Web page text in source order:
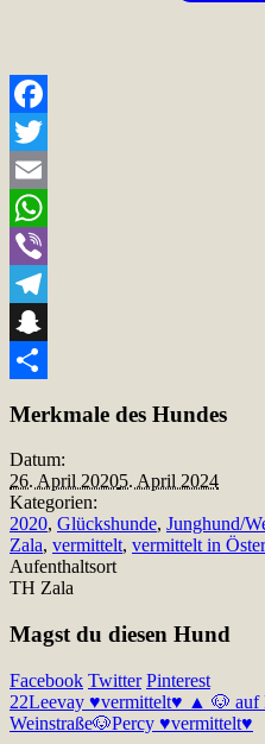
Facebook
Twitter
Email
WhatsApp
Viber
Telegram
Snapchat
Merkmale des Hundes
Datum:
26. April 20205. April 2024
Kategorien:
2020, Glückshunde, Junghund/
Zala, vermittelt, vermittelt in
Aufenthaltsort
TH Zala
Magst du diesen Hund
Facebook Twitter Pinterest
22Leevay ♥vermittelt♥ ▲ 🐶 auf
Weinstraße🐶Percy ♥vermittelt♥